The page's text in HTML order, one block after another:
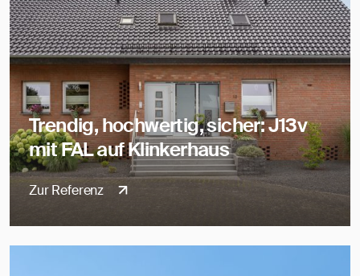
Trendig, hochwertig, sicher: J13v
mit FAL auf Klinkerhaus
Zur Referenz